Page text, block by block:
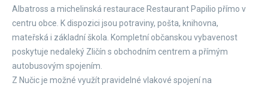
Albatross a michelinská restaurace Restaurant Papilio přímo v
centru obce. K dispozici jsou potraviny, pošta, knihovna,
mateřská i základní škola. Kompletní občanskou vybavenost
poskytuje nedaleký Zličín s obchodním centrem a přímým
autobusovým spojením.
Z Nučic je možné využít pravidelné vlakové spojení na